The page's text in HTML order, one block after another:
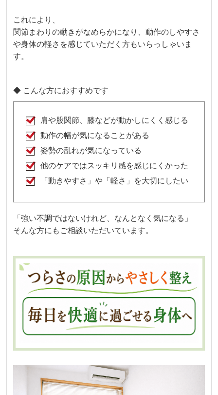
これにより、
関節まわりの動きがなめらかになり、動作のしやすさ
や身体の軽さを感じていただく方もいらっしゃいま
す。
◆ こんな方におすすめです
肩や股関節、膝などが動かしにくく感じる
動作の幅が気になることがある
姿勢の乱れが気になっている
他のケアではスッキリ感を感じにくかった
「動きやすさ」や「軽さ」を大切にしたい
「強い不調ではないけれど、なんとなく気になる」
そんな方にもご相談いただいています。